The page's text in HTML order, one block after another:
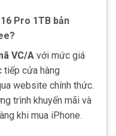
Pro 1TB bản
VC/A với mức giá
tiếp cửa hàng
website chính thức.
trình khuyến mãi và
khi mua iPhone.